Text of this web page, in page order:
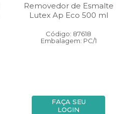
Removedor de Esmalte
Lutex Ap Eco 500 ml
Código: 87618
Embalagem: PC/1
FAÇA SEU
LOGIN